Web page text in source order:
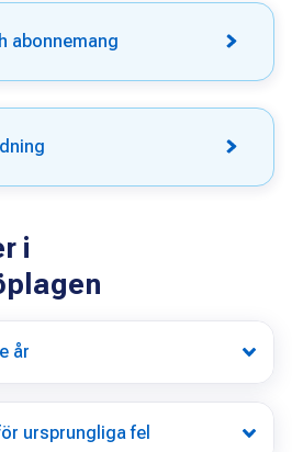
abonnemang
i
år
ursprungliga fel